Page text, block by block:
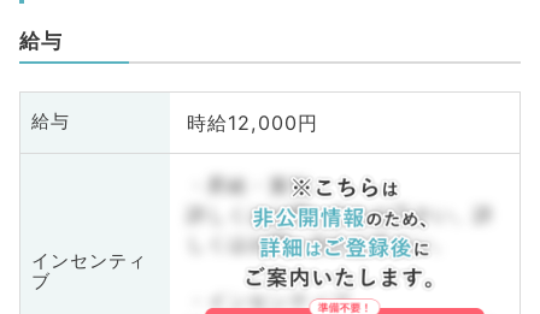
給与
給与 時給12,000円
インセンティ
ブ
・昇給・賞与
詳しくはお問い合わせ下さい。詳
しくはお問い合わせ下さい。
・インセンティブ